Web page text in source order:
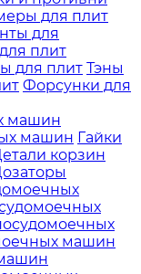
для плит
для
плит
для плит Тэны
Форсунки для
машин
машин Гайки
корзин
машин